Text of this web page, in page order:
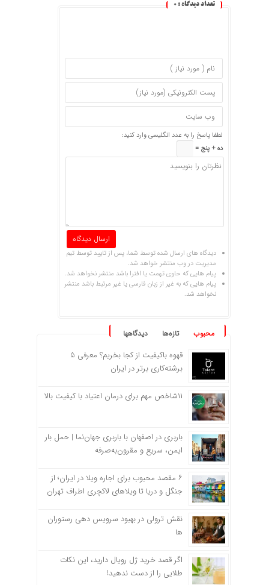
تعداد دیدگاه : 0
لطفا پاسخ را به عدد انگلیسی وارد کنید:
ده + پنج =
دیدگاه های ارسال شده توسط شما، پس از تایید توسط تیم
مدیریت در وب منتشر خواهد شد.
پیام هایی که حاوی تهمت یا افترا باشد منتشر نخواهد شد.
پیام هایی که به غیر از زبان فارسی یا غیر مرتبط باشد منتشر
نخواهد شد.
محبوب تازه‌ها دیدگاهها
قهوه باکیفیت از کجا بخریم؟ معرفی ۵
برشته‌کاری برتر در ایران
۱۱شاخص مهم برای درمان اعتیاد با کیفیت بالا
باربری در اصفهان با باربری جهان‌نما | حمل بار
ایمن، سریع و مقرون‌به‌صرفه
۶ مقصد محبوب برای اجاره ویلا در ایران؛ از
جنگل و دریا تا ویلاهای لاکچری اطراف تهران
نقش ترولی در بهبود سرویس دهی رستوران
ها
اگر قصد خرید ژل رویال دارید، این نکات
طلایی را از دست ندهید!